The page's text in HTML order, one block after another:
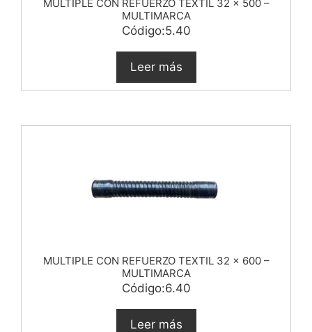
MULTIPLE CON REFUERZO TEXTIL 32 x 500 –
MULTIMARCA
Código:5.40
Leer más
MULTIPLE CON REFUERZO TEXTIL 32 x 600 –
MULTIMARCA
Código:6.40
Leer más